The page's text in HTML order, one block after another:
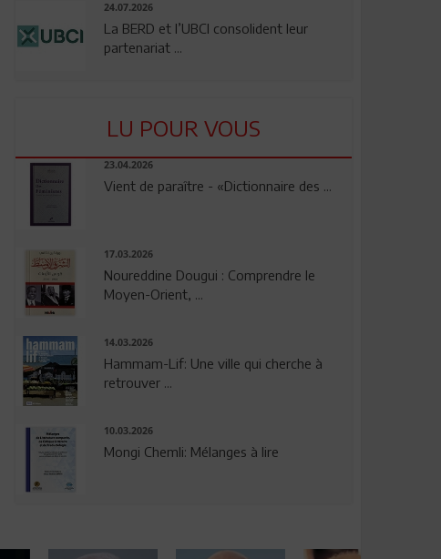
24.07.2026
La BERD et l’UBCI consolident leur
partenariat ...
LU POUR VOUS
23.04.2026
Vient de paraître - «Dictionnaire des ...
17.03.2026
Noureddine Dougui : Comprendre le
Moyen-Orient, ...
14.03.2026
Hammam-Lif: Une ville qui cherche à
retrouver ...
10.03.2026
Mongi Chemli: Mélanges à lire